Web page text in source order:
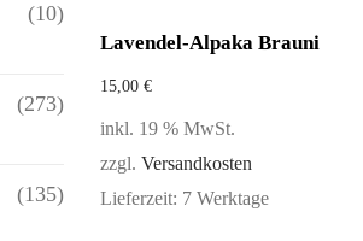
(10)
(273)
(135)
Lavendel-Alpaka Brauni
15,00 €
inkl. 19 % MwSt.
zzgl. Versandkosten
Lieferzeit: 7 Werktage